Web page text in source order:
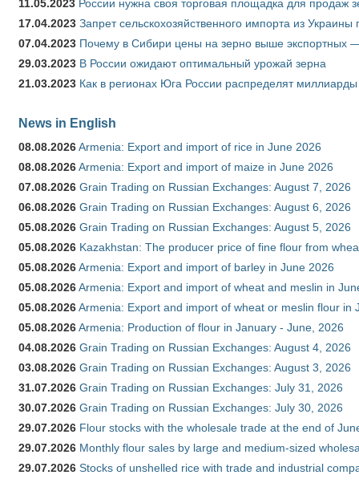
11.05.2023 России нужна своя торговая площадка для продаж
17.04.2023 Запрет сельскохозяйственного импорта из
07.04.2023 Почему в Сибири цены на зерно выше экспортных
29.03.2023 В России ожидают оптимальный урожай зерна
21.03.2023 Как в регионах Юга России распределят
News in English
08.08.2026Armenia: Export and import of rice in June 2026
08.08.2026Armenia: Export and import of maize in June 2026
07.08.2026 Grain Trading on Russian Exchanges: August 7, 2026
06.08.2026 Grain Trading on Russian Exchanges: August 6, 2026
05.08.2026 Grain Trading on Russian Exchanges: August 5, 2026
05.08.2026 Kazakhstan: The producer price of fine flour from
05.08.2026Armenia: Export and import of barley in June 2026
05.08.2026Armenia: Export and import of wheat and meslin in
05.08.2026Armenia: Export and import of wheat or meslin flour in
05.08.2026Armenia: Production of flour in January - June, 2026
04.08.2026 Grain Trading on Russian Exchanges: August 4, 2026
03.08.2026 Grain Trading on Russian Exchanges: August 3, 2026
31.07.2026 Grain Trading on Russian Exchanges: July 31, 2026
30.07.2026 Grain Trading on Russian Exchanges: July 30, 2026
29.07.2026 Flour stocks with the wholesale trade at the end of
29.07.2026 Monthly flour sales by large and medium-sized
29.07.2026 Stocks of unshelled rice with trade and industrial